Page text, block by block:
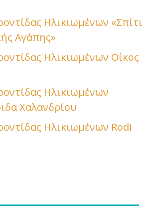
Ηλικιωμένων «Σπίτι
Αγάπης»
Ηλικιωμένων Οίκος
Ηλικιωμένων
Χαλανδρίου
Ηλικιωμένων Rodi